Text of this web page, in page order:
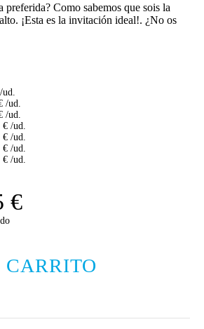
preferida? Como sabemos que sois la
¡Esta es la invitación ideal!. ¿No os
/ud.
/ud.
/ud.
€ /ud.
€ /ud.
€ /ud.
€ /ud.
€